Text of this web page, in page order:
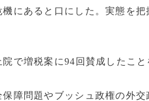
にあると口にした。実態を把
で増税案に94回賛成したこと
障問題やブッシュ政権の外交